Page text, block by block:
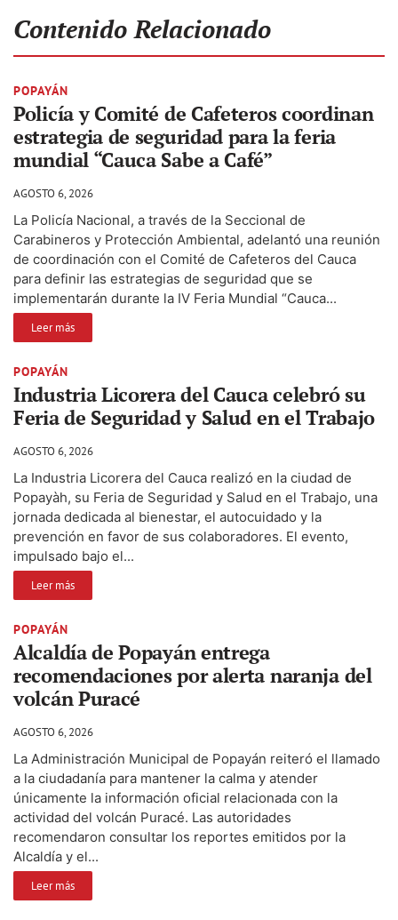
Contenido Relacionado
POPAYÁN
Policía y Comité de Cafeteros coordinan
estrategia de seguridad para la feria
mundial “Cauca Sabe a Café”
AGOSTO 6, 2026
La Policía Nacional, a través de la Seccional de
Carabineros y Protección Ambiental, adelantó una reunión
de coordinación con el Comité de Cafeteros del Cauca
para definir las estrategias de seguridad que se
implementarán durante la IV Feria Mundial “Cauca...
Leer más
POPAYÁN
Industria Licorera del Cauca celebró su
Feria de Seguridad y Salud en el Trabajo
AGOSTO 6, 2026
La Industria Licorera del Cauca realizó en la ciudad de
Popayàh, su Feria de Seguridad y Salud en el Trabajo, una
jornada dedicada al bienestar, el autocuidado y la
prevención en favor de sus colaboradores. El evento,
impulsado bajo el...
Leer más
POPAYÁN
Alcaldía de Popayán entrega
recomendaciones por alerta naranja del
volcán Puracé
AGOSTO 6, 2026
La Administración Municipal de Popayán reiteró el llamado
a la ciudadanía para mantener la calma y atender
únicamente la información oficial relacionada con la
actividad del volcán Puracé. Las autoridades
recomendaron consultar los reportes emitidos por la
Alcaldía y el...
Leer más